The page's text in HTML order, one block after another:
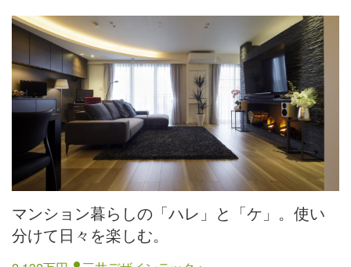
マンション暮らしの「ハレ」と「ケ」。使い
分けて日々を楽しむ。